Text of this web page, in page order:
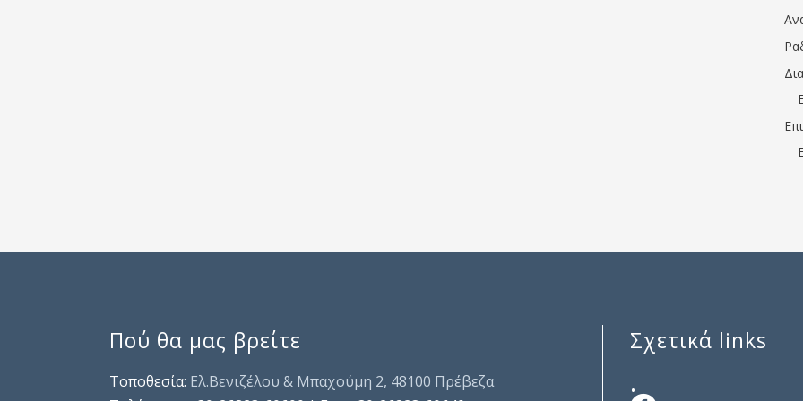
Πού θα μας βρείτε
Τοποθεσία: Ελ.Βενιζέλου & Μπαχούμη 2, 48100 Πρέβεζα
Σχετικά links
.